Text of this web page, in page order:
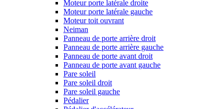
Moteur porte latérale droite
Moteur porte latérale gauche
Moteur toit ouvrant
Neiman
Panneau de porte arrière droit
Panneau de porte arrière gauche
Panneau de porte avant droit
Panneau de porte avant gauche
Pare soleil
Pare soleil droit
Pare soleil gauche
Pédalier